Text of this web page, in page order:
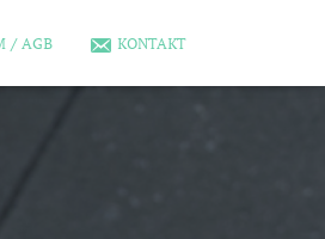
/ AGB KONTAKT